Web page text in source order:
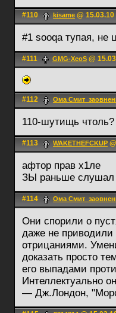
#110 kisame @
#1 sooqa тупая,
#111 GMG-XeoS @
#112 Ома
110-шутищь чтоль?
#113 WAKETHEFCKUP
афтор прав х1ле
ЗЫ раньше слушал
#114 Ома
Они спорили о
даже не приводили
отрицаниями.
доказать просто
его выпадами
Интеллектуально
— Дж.Лондон,